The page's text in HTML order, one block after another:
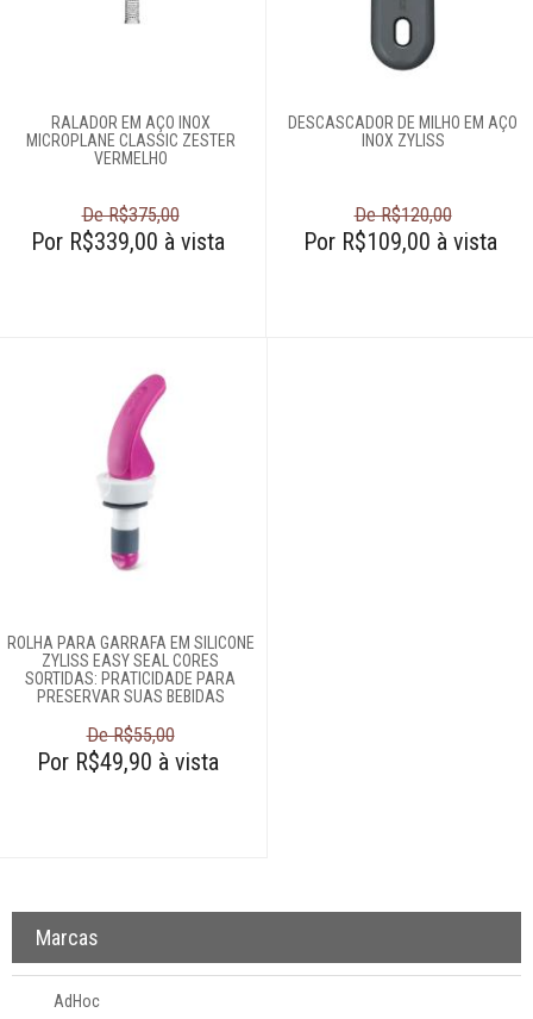
RALADOR EM AÇO INOX
MICROPLANE CLASSIC ZESTER
VERMELHO
De R$375,00
Por R$339,00 à vista
DESCASCADOR DE MILHO EM AÇO
INOX ZYLISS
De R$120,00
Por R$109,00 à vista
ROLHA PARA GARRAFA EM SILICONE
ZYLISS EASY SEAL CORES
SORTIDAS: PRATICIDADE PARA
PRESERVAR SUAS BEBIDAS
De R$55,00
Por R$49,90 à vista
Marcas
AdHoc